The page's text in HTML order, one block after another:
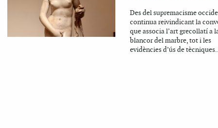
Des del supremacisme
continua reivindicant la
que associa l’art grecollatí a
blancor del marbre, tot i les
evidències d’ús de